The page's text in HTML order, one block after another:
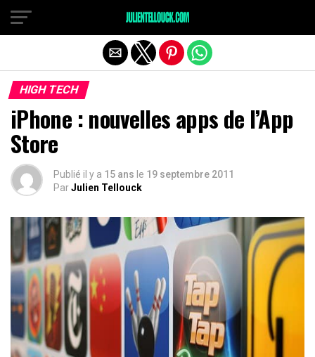
HIGH TECH
iPhone : nouvelles apps de l’App
Store
Publié il y a 15 ans le 19 septembre 2011
ParJulien Tellouck